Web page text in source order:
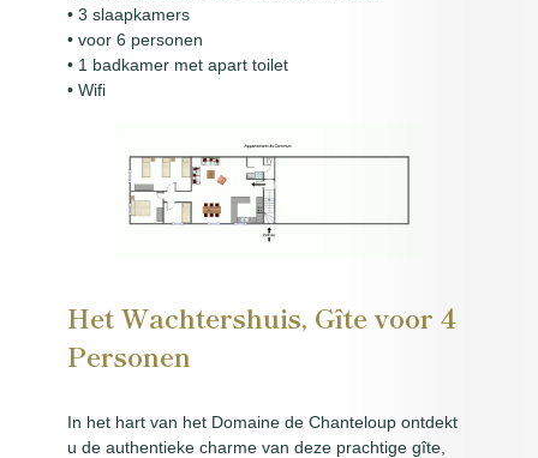
• 3 slaapkamers
• voor 6 personen
• 1 badkamer met apart toilet
• Wifi
Het Wachtershuis, Gîte voor 4
Personen
In het hart van het Domaine de Chanteloup ontdekt
u de authentieke charme van deze prachtige gîte,